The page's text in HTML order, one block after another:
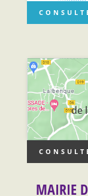
de
MAIRIE